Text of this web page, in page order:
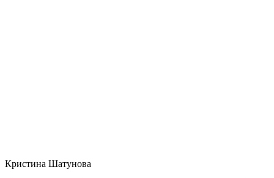
Кристина Шатунова